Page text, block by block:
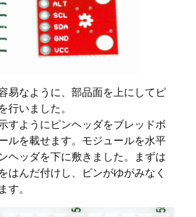
易なように、部品面を上にしてピ
行いました。
すようにピンヘッダをブレッドボ
ルを載せます。モジュールを水平
ヘッダを下に敷きました。まずは
はんだ付けし、ピンがゆがみなく
す。